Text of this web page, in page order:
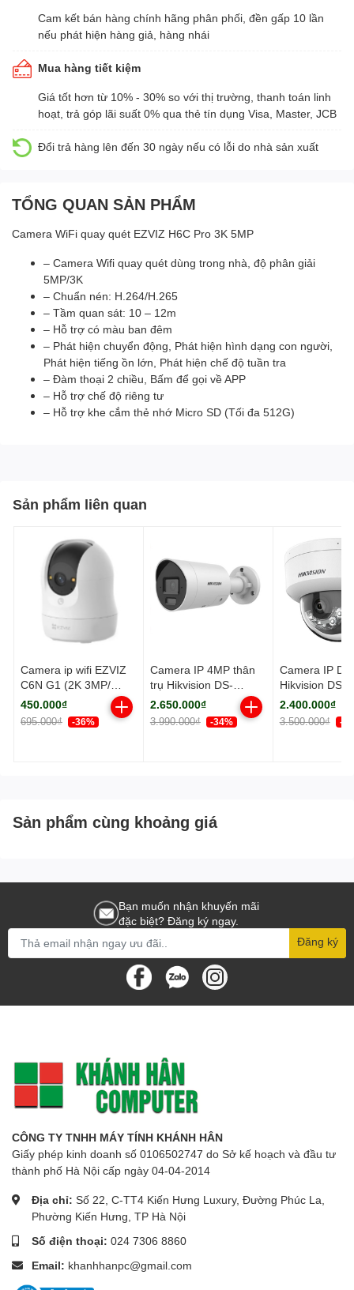
Cam kết bán hàng chính hãng phân phối, đền gấp 10 lần
nếu phát hiện hàng giả, hàng nhái
Mua hàng tiết kiệm
Giá tốt hơn từ 10% - 30% so với thị trường, thanh toán linh
hoạt, trả góp lãi suất 0% qua thẻ tín dụng Visa, Master, JCB
Đổi trả hàng lên đến 30 ngày nếu có lỗi do nhà sản xuất
TỔNG QUAN SẢN PHẨM
Camera WiFi quay quét EZVIZ H6C Pro 3K 5MP
– Camera Wifi quay quét dùng trong nhà, độ phân giải
5MP/3K
– Chuẩn nén: H.264/H.265
– Tầm quan sát: 10 – 12m
– Hỗ trợ có màu ban đêm
– Phát hiện chuyển động, Phát hiện hình dạng con người,
Phát hiện tiếng ồn lớn, Phát hiện chế độ tuần tra
– Đàm thoại 2 chiều, Bấm để gọi về APP
– Hỗ trợ chế độ riêng tư
– Hỗ trợ khe cắm thẻ nhớ Micro SD (Tối đa 512G)
Sản phẩm liên quan
Camera ip wifi EZVIZ
C6N G1 (2K 3MP/
Quay quét)
450.000₫
695.000₫ -36%
Camera IP 4MP thân
trụ Hikvision DS-
2CD2043G2-LI2U
HUN 4mm
2.650.000₫
3.990.000₫ -34%
Camera IP
Hikvision DS-
2CD2123G2-
2.400.000₫
3.500.000₫ -
Sản phẩm cùng khoảng giá
Bạn muốn nhận khuyến mãi
đặc biệt? Đăng ký ngay.
Đăng ký
CÔNG TY TNHH MÁY TÍNH KHÁNH HÂN
Giấy phép kinh doanh số 0106502747 do Sở kế hoạch và đầu tư
thành phố Hà Nội cấp ngày 04-04-2014
Địa chỉ: Số 22, C-TT4 Kiến Hưng Luxury, Đường Phúc La,
Phường Kiến Hưng, TP Hà Nội
Số điện thoại: 024 7306 8860
Email: khanhhanpc@gmail.com